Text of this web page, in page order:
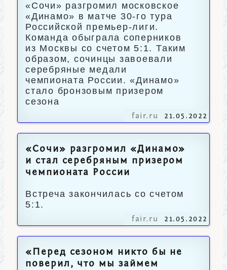
«Сочи» разгромил московское
«Динамо» в матче 30-го тура
Российской премьер-лиги.
Команда обыграла соперников
из Москвы со счетом 5:1. Таким
образом, сочинцы завоевали
серебряные медали
чемпионата России. «Динамо»
стало бронзовым призером
сезона
fair.ru 21.05.2022
«Сочи» разгромил «Динамо»
и стал серебряным призером
чемпионата России
Встреча закончилась со счетом
5:1.
fair.ru 21.05.2022
«Перед сезоном никто бы не
поверил, что мы займем